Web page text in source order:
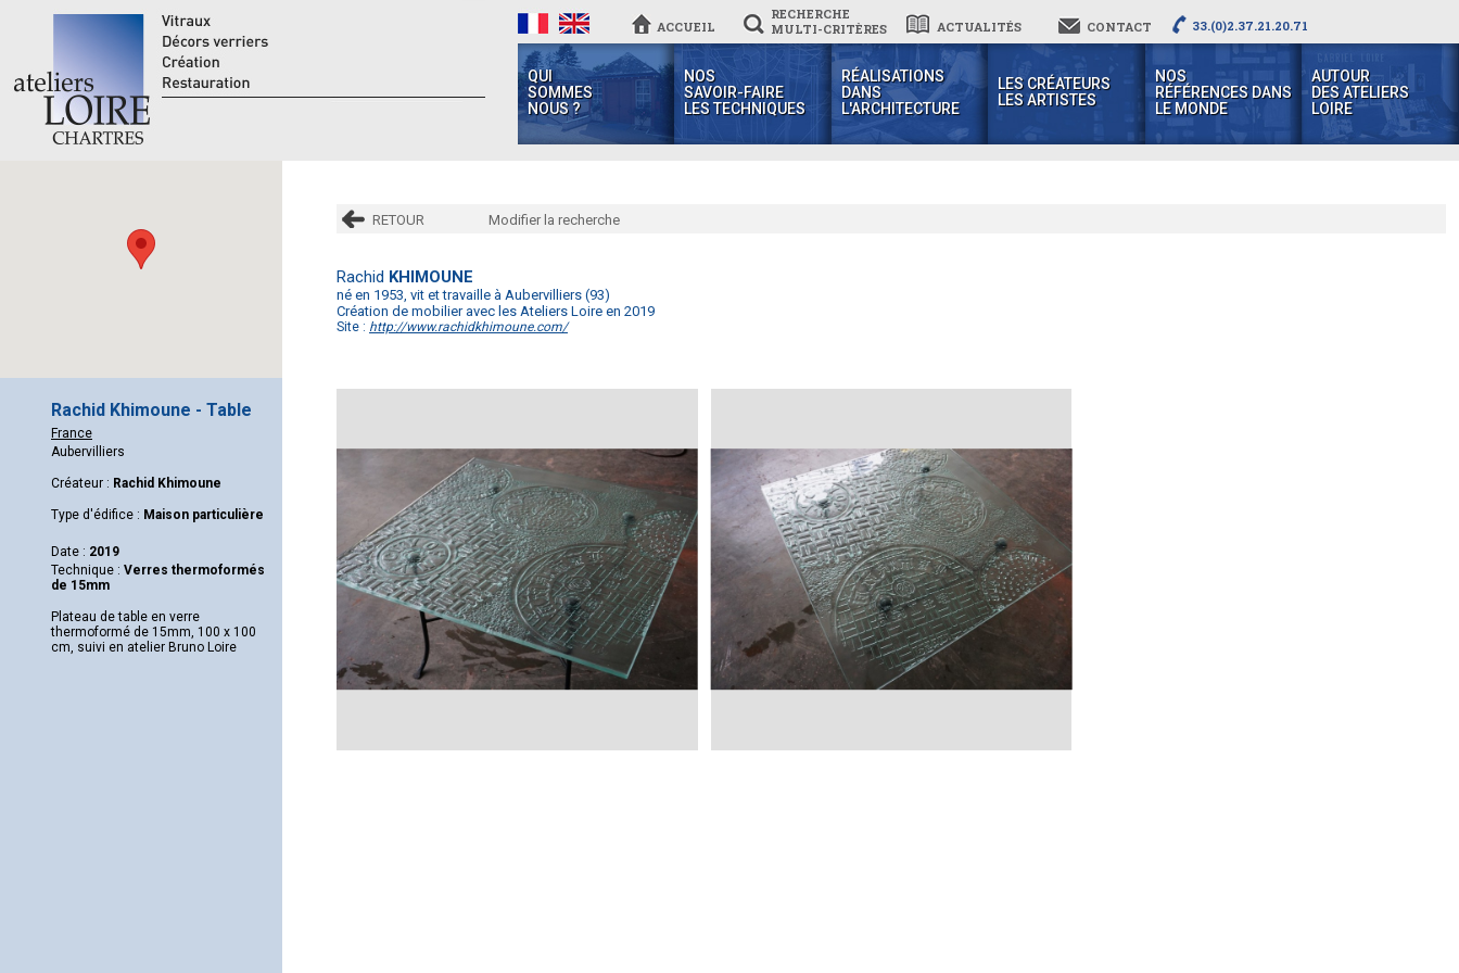
ACCUEIL
RECHERCHE
MULTI-CRITÈRES
ACTUALITÉS CONTACT 33.(0)2.37.21.20.71
QUI
SOMMES
NOUS ?
NOS
SAVOIR-FAIRE
LES TECHNIQUES
RÉALISATIONS
DANS
L'ARCHITECTURE
LES CRÉATEURS
LES ARTISTES
NOS
RÉFÉRENCES DANS
LE MONDE
AUTOUR
DES ATELIERS
LOIRE
Rachid Khimoune - Table
France
Aubervilliers
Créateur : Rachid Khimoune
Type d'édifice : Maison particulière
Date : 2019
Technique : Verres thermoformés
de 15mm
Plateau de table en verre
thermoformé de 15mm, 100 x 100
cm, suivi en atelier Bruno Loire
RETOUR Modifier la recherche
Rachid KHIMOUNE
né en 1953, vit et travaille à Aubervilliers (93)
Création de mobilier avec les Ateliers Loire en 2019
Site : http://www.rachidkhimoune.com/